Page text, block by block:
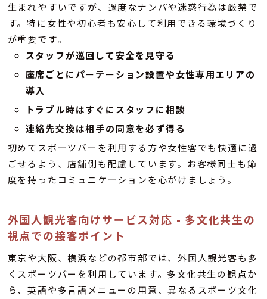
生まれやすいですが、過度なナンパや迷惑行為は厳禁で
す。特に女性や初心者も安心して利用できる環境づくり
が重要です。
スタッフが巡回して安全を見守る
座席ごとにパーテーション設置や女性専用エリアの
導入
トラブル時はすぐにスタッフに相談
連絡先交換は相手の同意を必ず得る
初めてスポーツバーを利用する方や女性客でも快適に過
ごせるよう、店舗側も配慮しています。お客様同士も節
度を持ったコミュニケーションを心がけましょう。
外国人観光客向けサービス対応 - 多文化共生の
視点での接客ポイント
東京や大阪、横浜などの都市部では、外国人観光客も多
くスポーツバーを利用しています。多文化共生の観点か
ら、英語や多言語メニューの用意、異なるスポーツ文化